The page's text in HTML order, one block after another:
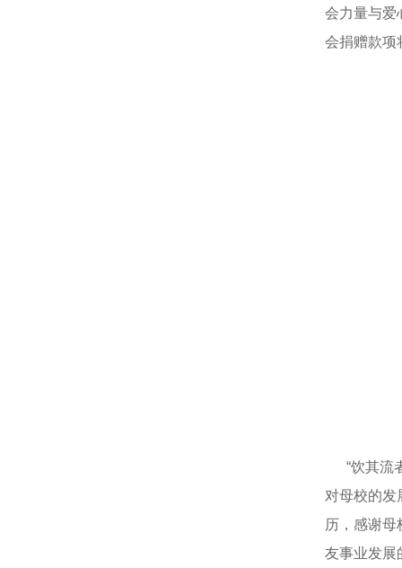
会力量与爱
会捐赠款项
“饮其流
对母校的发
历，感谢
友事业发展